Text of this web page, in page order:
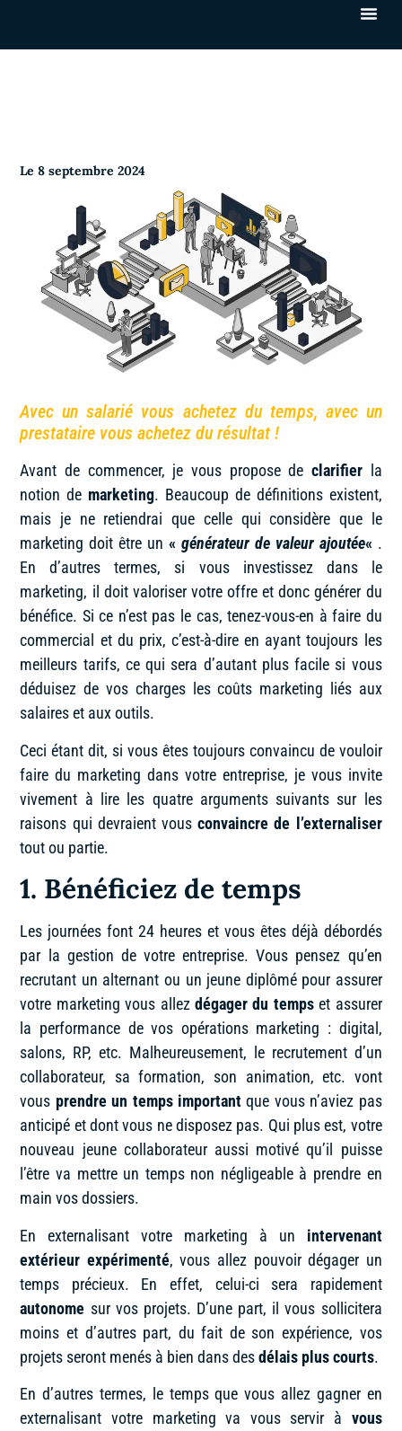
Le8 septembre 2024
Avec un salarié vous achetez du temps, avec un
prestataire vous achetez du résultat !
Avant de commencer, je vous propose de clarifierla
notion de marketing. Beaucoup de définitions existent,
mais je ne retiendrai que celle qui considère que le
marketing doit être un« générateur de valeur ajoutée« .
En d’autres termes, si vous investissez dans le
marketing, il doit valoriser votre offre et donc générer du
bénéfice. Si ce n’est pas le cas, tenez-vous-en à faire du
commercial et du prix, c’est-à-dire en ayant toujours les
meilleurs tarifs, ce qui sera d’autant plus facile si vous
déduisez de vos charges les coûts marketing liés aux
salaires et aux outils.
Ceci étant dit, si vous êtes toujours convaincu de vouloir
faire du marketing dans votre entreprise, je vous invite
vivement à lire les quatre arguments suivants sur les
raisons qui devraient vousconvaincre de l’externaliser
tout ou partie.
1. Bénéficiez de temps
Les journées font 24 heures et vous êtes déjà débordés
par la gestion de votre entreprise. Vous pensez qu’en
recrutant un alternant ou un jeune diplômé pour assurer
votre marketing vous allez dégager du tempset assurer
la performance de vos opérations marketing : digital,
salons, RP, etc. Malheureusement, le recrutement d’un
collaborateur, sa formation, son animation, etc. vont
vous prendre un temps important que vous n’aviez pas
anticipé et dont vous ne disposez pas. Qui plus est, votre
nouveau jeune collaborateur aussi motivé qu’il puisse
l’être va mettre un temps non négligeable à prendre en
main vos dossiers.
En externalisant votre marketing à un intervenant
extérieur expérimenté, vous allez pouvoir dégager un
temps précieux. En effet, celui-ci sera rapidement
autonome sur vos projets. D’une part, il vous sollicitera
moins et d’autres part, du fait de son expérience, vos
projets seront menés à bien dans desdélais plus courts.
En d’autres termes, le temps que vous allez gagner en
externalisant votre marketing va vous servir à vous